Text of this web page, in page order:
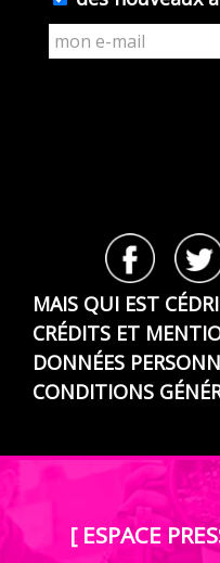
MAIS QUI EST
CRÉDITS ET
DONNÉES
CONDITIONS
[ ESPACE